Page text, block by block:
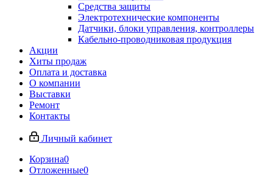
Средства защиты
Электротехнические компоненты
Датчики, блоки управления, контроллеры
Кабельно-проводниковая продукция
Акции
Хиты продаж
Оплата и доставка
О компании
Выставки
Ремонт
Контакты
Личный кабинет
Корзина0
Отложенные0